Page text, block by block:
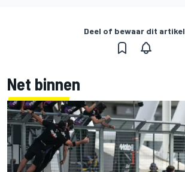
Deel of bewaar dit artikel
Net binnen